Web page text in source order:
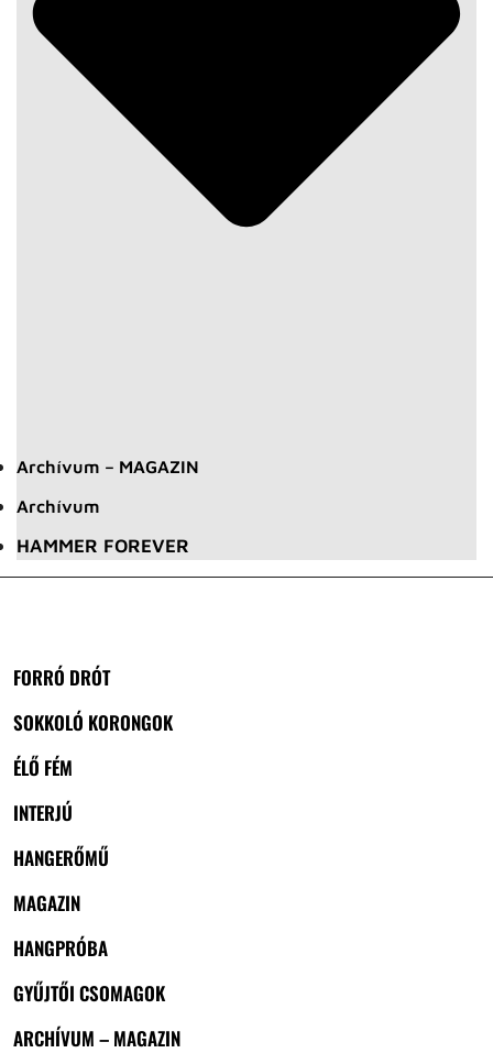
Archívum – MAGAZIN
Archívum
HAMMER FOREVER
FORRÓ DRÓT
SOKKOLÓ KORONGOK
ÉLŐ FÉM
INTERJÚ
HANGERŐMŰ
MAGAZIN
HANGPRÓBA
GYŰJTŐI CSOMAGOK
ARCHÍVUM – MAGAZIN